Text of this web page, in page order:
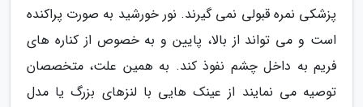
پزشکی نمره قبولی نمی گیرند. نور خورشید به صورت پراکنده
است و می تواند از بالا، پایین و به خصوص از کناره های
فریم به داخل چشم نفوذ کند. به همین علت، متخصصان
توصیه می نمایند از عینک هایی با لنزهای بزرگ یا مدل